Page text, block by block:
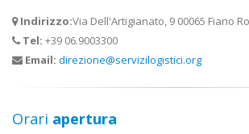
Indirizzo:Via Dell'Artigianato, 9 00065 Fiano
Tel: +39 06.9003300
Email: direzione@servizilogistici.org
Orari apertura